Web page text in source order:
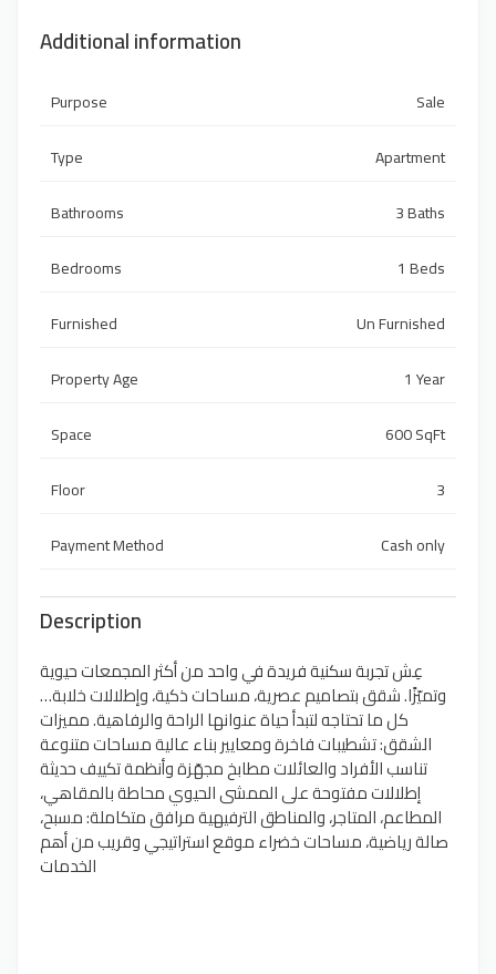
Additional information
Purpose
Sale
Type
Apartment
Bathrooms
3 Baths
Bedrooms
1 Beds
Furnished
Un Furnished
Property Age
1 Year
Space
600 SqFt
Floor
3
Payment Method
Cash only
Description
عِش تجربة سكنية فريدة في واحد من أكثر المجمعات حيوية
وتميّزًا. شقق بتصاميم عصرية، مساحات ذكية، وإطلالات خلابة…
كل ما تحتاجه لتبدأ حياة عنوانها الراحة والرفاهية. مميزات
الشقق: تشطيبات فاخرة ومعايير بناء عالية مساحات متنوعة
تناسب الأفراد والعائلات مطابخ مجهّزة وأنظمة تكييف حديثة
إطلالات مفتوحة على الممشى الحيوي محاطة بالمقاهي،
المطاعم، المتاجر، والمناطق الترفيهية مرافق متكاملة: مسبح،
صالة رياضية، مساحات خضراء موقع استراتيجي وقريب من أهم
الخدمات